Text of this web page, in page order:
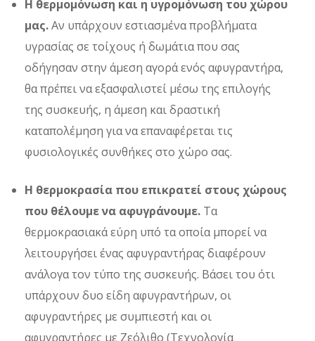
Η θερμομόνωση και η υγρομόνωση του χώρου
μας.Αν υπάρχουν εστιασμένα προβλήματα
υγρασίας σε τοίχους ή δωμάτια που σας
οδήγησαν στην άμεση αγορά ενός αφυγραντήρα,
θα πρέπει να εξασφαλιστεί μέσω της επιλογής
της συσκευής, η άμεση και δραστική
καταπολέμηση για να επαναφέρεται τις
φυσιολογικές συνθήκες στο χώρο σας.
Η θερμοκρασία που επικρατεί στους χώρους
που θέλουμε να αφυγράνουμε. Τα
θερμοκρασιακά εύρη υπό τα οποία μπορεί να
λειτουργήσει ένας αφυγραντήρας διαφέρουν
ανάλογα τον τύπο της συσκευής. Βάσει του ότι
υπάρχουν δυο είδη αφυγραντήρων, οι
αφυγραντήρες με συμπιεστή και οι
αφυγραντήρες με Ζεόλιθο (Τεχνολογία